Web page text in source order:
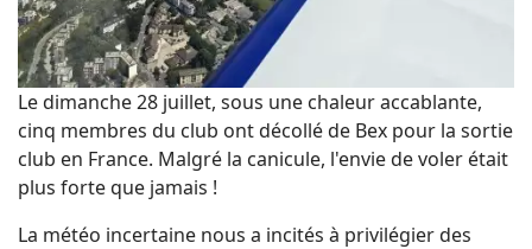
Le dimanche 28 juillet, sous une chaleur accablante,
cinq membres du club ont décollé de Bex pour la sortie
club en France. Malgré la canicule, l'envie de voler était
plus forte que jamais !
La météo incertaine nous a incités à privilégier des